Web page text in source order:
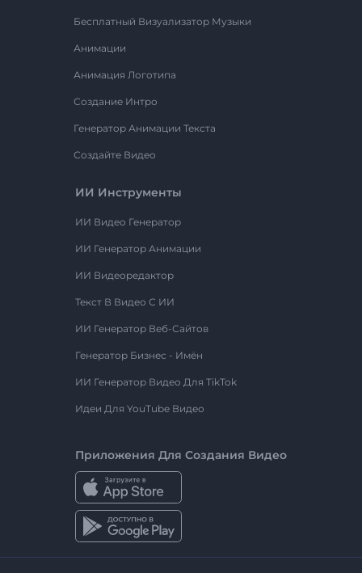
Бесплатный Визуализатор Музыки
Анимации
Анимация Логотипа
Создание Интро
Генератор Анимации Текста
Создайте Видео
ИИ Инструменты
ИИ Видео Генератор
ИИ Генератор Анимации
ИИ Видеоредактор
Текст В Видео С ИИ
ИИ Генератор Веб-Сайтов
Генератор Бизнес - Имён
ИИ Генератор Видео Для TikTok
Идеи Для YouTube Видео
Приложения Для Создания Видео